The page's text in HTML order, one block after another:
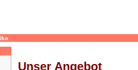
Unser Angebot